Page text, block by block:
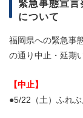
緊急事態宣言
について
福岡県への緊急事
の通り中止・延期
【中止】
●5/22（土）ふれ